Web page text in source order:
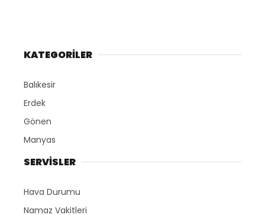
KATEGORİLER
Balıkesir
Erdek
Gönen
Manyas
SERVİSLER
Hava Durumu
Namaz Vakitleri